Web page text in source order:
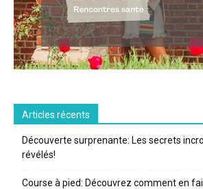
Articles récents
Découverte surprenante: Les secrets
révélés!
Course à pied: Découvrez comment en